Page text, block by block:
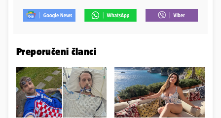
Preporučeni članci